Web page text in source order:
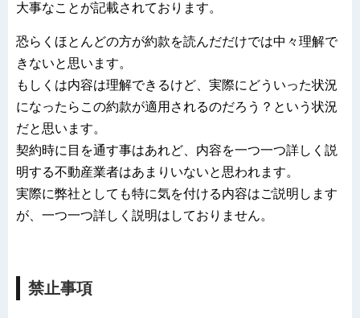
大事なことが記載されております。
恐らくほとんどの方が約款を読んだだけでは中々理解で
きないと思います。
もしくは内容は理解できるけど、実際にどういった状況
になったらこの約款が適用されるのだろう？という状況
だと思います。
契約時に目を通す事はあれど、内容を一つ一つ詳しく説
明する不動産業者はあまりいないと思われます。
実際に弊社としても特に気を付ける内容はご説明します
が、一つ一つ詳しく説明はしておりません。
禁止事項